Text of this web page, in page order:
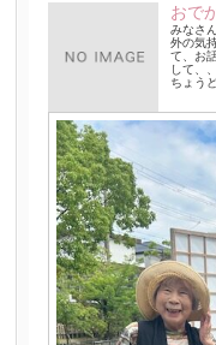
お
みなさ
外の気
て、お
して、、
ちょう